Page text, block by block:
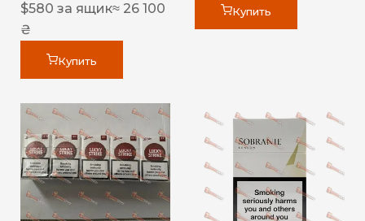
$580 за ящик≈ 26 100
₴
Купить
Купить